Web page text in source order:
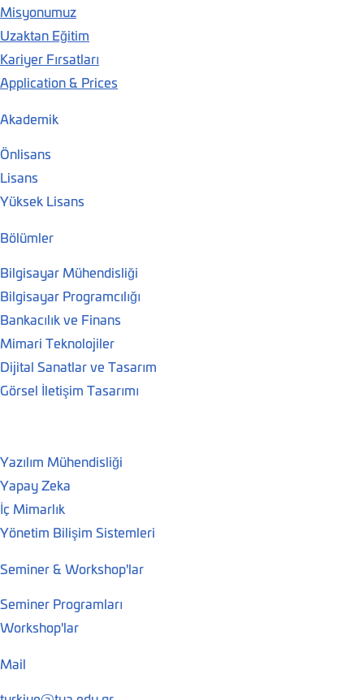
Misyonumuz
Uzaktan Eğitim
Kariyer Fırsatları
Application & Prices
Akademik
Önlisans
Lisans
Yüksek Lisans
Bölümler
Bilgisayar Mühendisliği
Bilgisayar Programcılığı
Bankacılık ve Finans
Mimari Teknolojiler
Dijital Sanatlar ve Tasarım
Görsel İletişim Tasarımı
Yazılım Mühendisliği
Yapay Zeka
İç Mimarlık
Yönetim Bilişim Sistemleri
Seminer & Workshop'lar
Seminer Programları
Workshop'lar
Mail